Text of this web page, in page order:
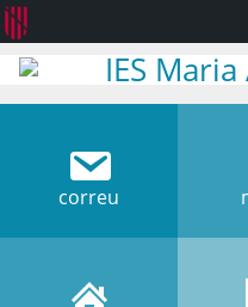
IES
correu